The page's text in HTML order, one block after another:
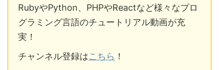
RubyやPython、PHPやReactなど様々なプロ
グラミング言語のチュートリアル動画が充
実！
チャンネル登録はこちら ！